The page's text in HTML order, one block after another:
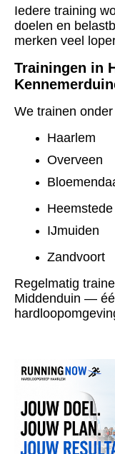
Iedere training
doelen en
merken veel
Trainingen in
We trainen
Haarlem
Overveen
Heemstede
IJmuiden
Zandvoort
Regelmatig
Middenduin —